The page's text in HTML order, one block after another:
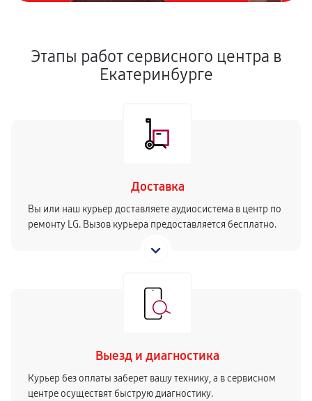
Этапы работ сервисного центра в
Екатеринбурге
Доставка
Вы или наш курьер доставляете аудиосистема в центр по
ремонту LG. Вызов курьера предоставляется бесплатно.
Выезд и диагностика
Курьер без оплаты заберет вашу технику, а в сервисном
центре осуществят быструю диагностику.